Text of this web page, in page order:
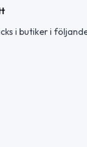
i butiker i